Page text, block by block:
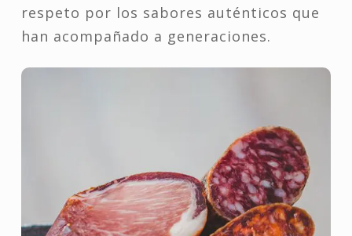
respeto por los sabores auténticos que
han acompañado a generaciones.